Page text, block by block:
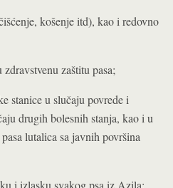
košenje itd), kao i redovno
zaštitu pasa;
u slučaju povrede i
drugih bolesnih stanja, kao i u
lutalica sa javnih površina